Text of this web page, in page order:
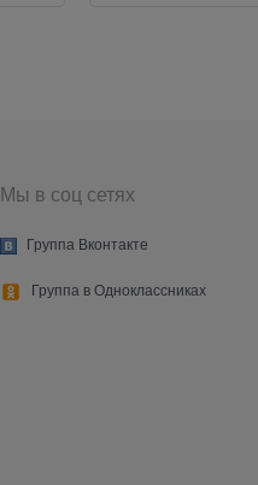
Мы в соц сетях
Группа Вконтакте
Группа в Одноклассниках